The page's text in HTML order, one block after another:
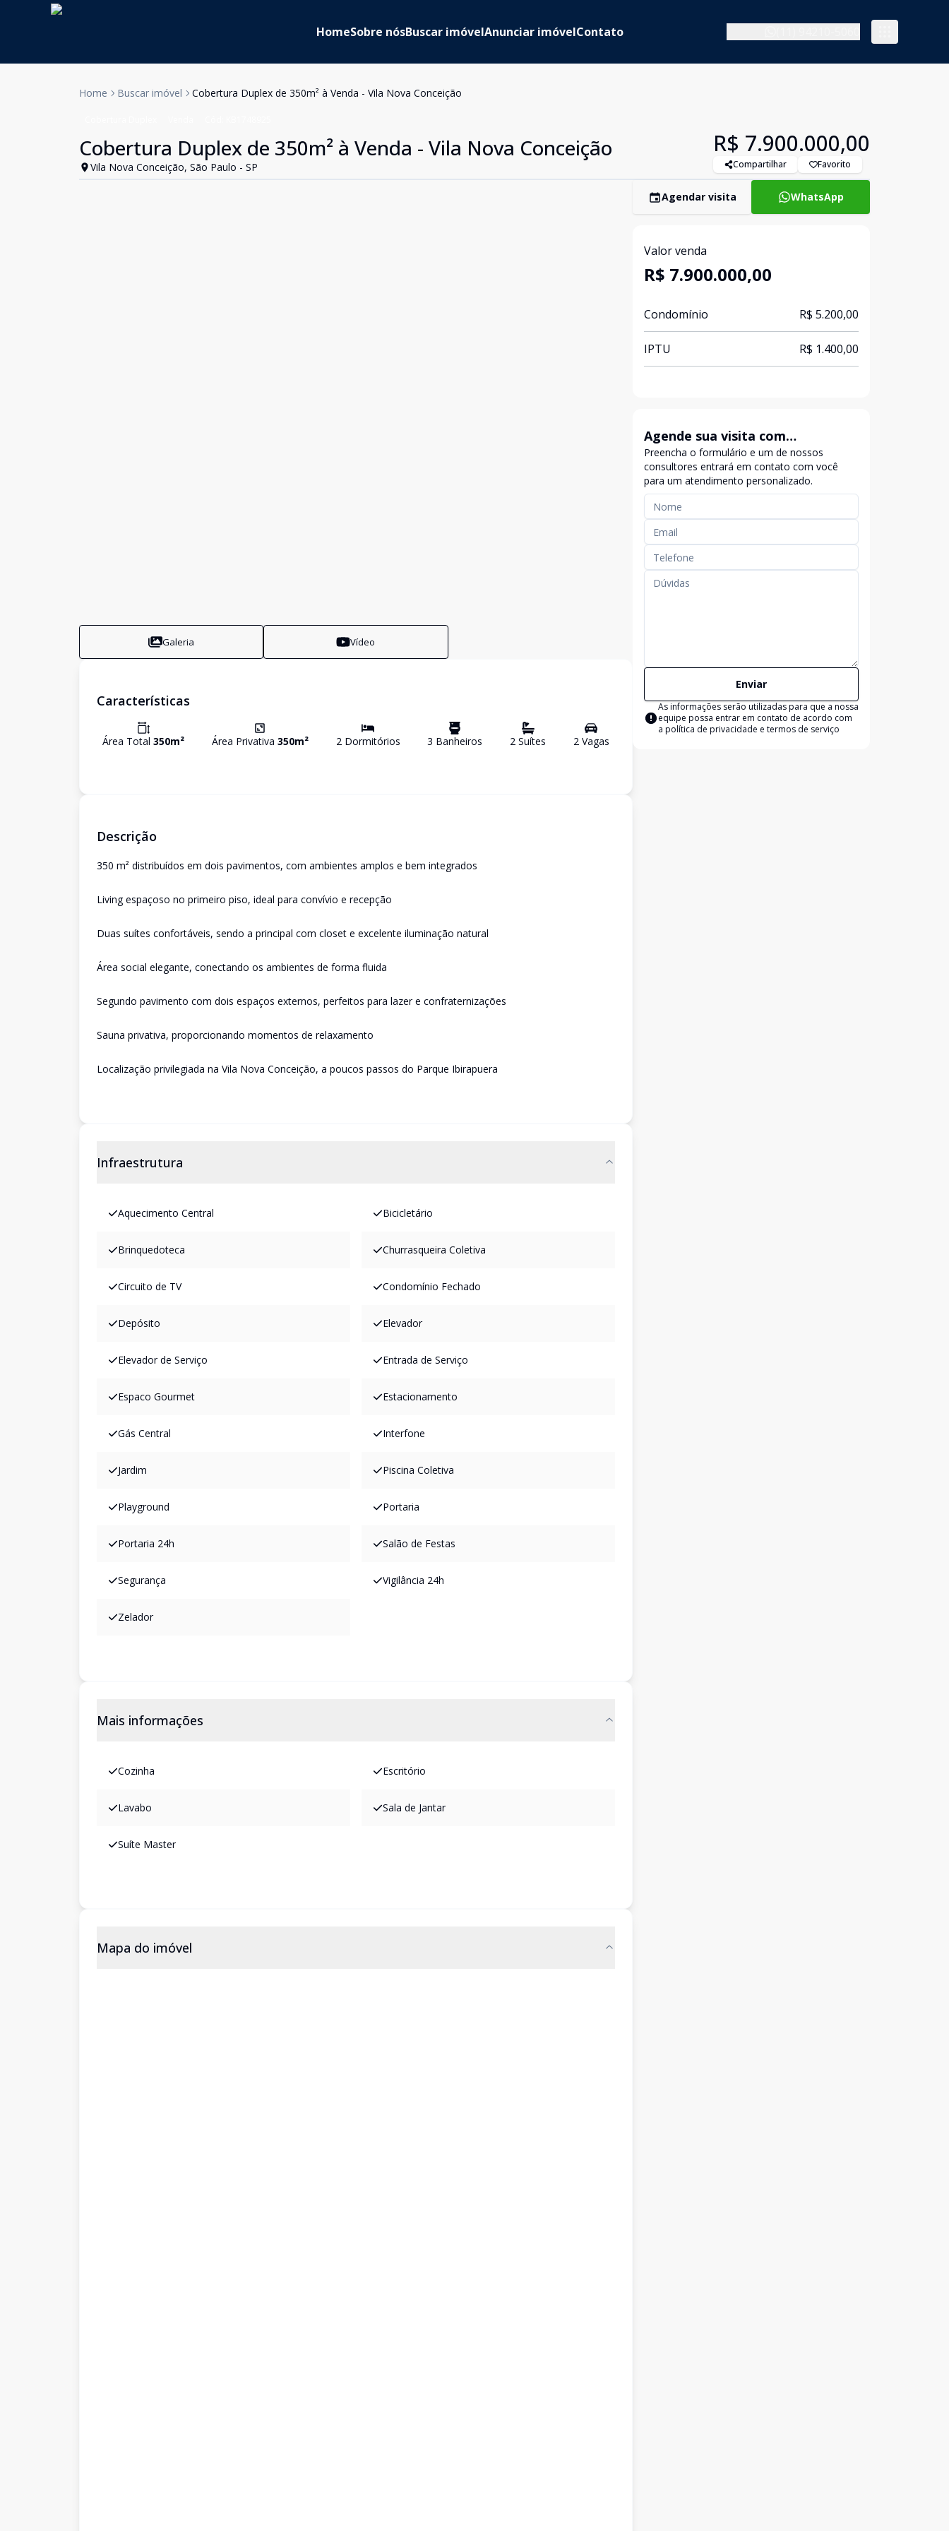
HomeSobre nósBuscar imóvelAnunciar imóvelContato
Home Buscar imóvel Cobertura Duplex de 350m² à Venda - Vila Nova Conceição
Cobertura Duplex de 350m² à Venda - Vila Nova Conceição
Vila Nova Conceição, São Paulo - SP
R$ 7.900.000,00
Compartilhar Favorito
Galeria Vídeo
Características
Área Total 350m² Área Privativa 350m² 2Dormitórios 3 Banheiros 2 Suítes 2Vagas
Descrição
350 m² distribuídos em dois pavimentos, com ambientes amplos e bem integrados
Living espaçoso no primeiro piso, ideal para convívio e recepção
Duas suítes confortáveis, sendo a principal com closet e excelente iluminação natural
Área social elegante, conectando os ambientes de forma fluida
Segundo pavimento com dois espaços externos, perfeitos para lazer e confraternizações
Sauna privativa, proporcionando momentos de relaxamento
Localização privilegiada na Vila Nova Conceição, a poucos passos do Parque Ibirapuera
Infraestrutura
Aquecimento Central Bicicletário
Brinquedoteca Churrasqueira Coletiva
Circuito de TV Condomínio Fechado
Depósito Elevador
Elevador de Serviço Entrada de Serviço
Espaco Gourmet Estacionamento
Gás Central Interfone
Jardim Piscina Coletiva
Playground Portaria
Portaria 24h Salão de Festas
Segurança Vigilância 24h
Zelador
Mais informações
Cozinha Escritório
Lavabo Sala de Jantar
Suíte Master
Mapa do imóvel
Agendar visita WhatsApp
Valor venda
R$ 7.900.000,00
Condomínio R$ 5.200,00
IPTU R$ 1.400,00
Agende sua visita com
exclusividade
Preencha o formulário e um de nossos
consultores entrará em contato com você
para um atendimento personalizado.
Enviar
As informações serão utilizadas para que a nossa
equipe possa entrar em contato de acordo com
a política de privacidade e termos de serviço